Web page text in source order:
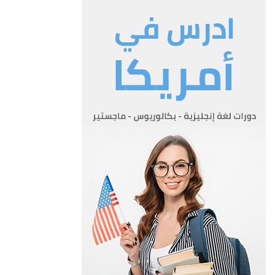
الموارد البشرية في القطاع العام ومتابعة الاداء
يتكون الهيكل التنظيمي للوزارة مما يلي:-
ب-ادارة سياسات الموارد البشرية 0
ج-مديرية الشؤون المالية 0
د-مديرية الشؤون الادارية 0
أ-يعين المدير التنفيذي بقرار من مجلس الوزراء بناء على تنسيب
الوزير على ان يتم تحديد راتبه وسائر حقوقه الاخرى في